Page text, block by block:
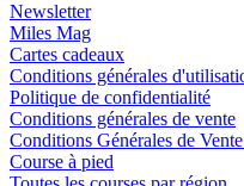
Newsletter
Miles Mag
Cartes cadeaux
Conditions générales
Politique de confidentialité
Conditions générales de vente
Conditions Générales de
Course à pied